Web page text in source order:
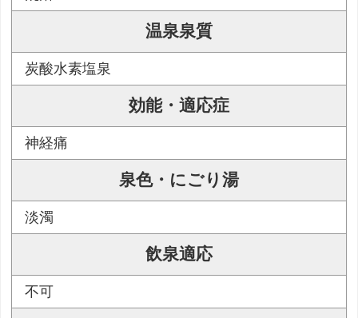
温泉泉質
炭酸水素塩泉
効能・適応症
神経痛
泉色・にごり湯
淡濁
飲泉適応
不可